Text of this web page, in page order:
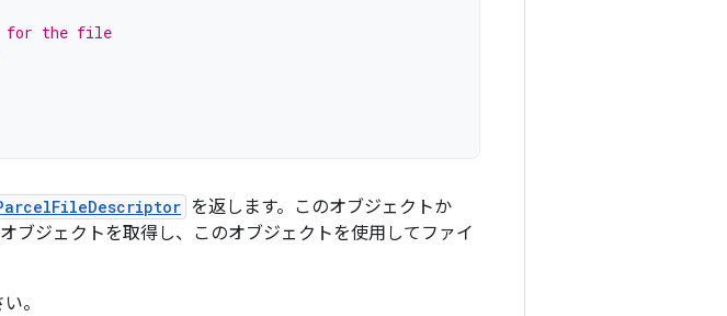
for the file
を返します。このオブジェクトか
オブジェクトを取得し、このオブジェクトを使用してファイ
。